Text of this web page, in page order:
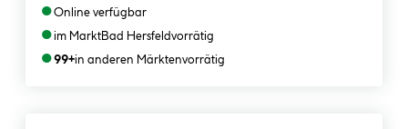
●Online verfügbar
●im MarktBad Hersfeldvorrätig
●99+in anderen Märktenvorrätig